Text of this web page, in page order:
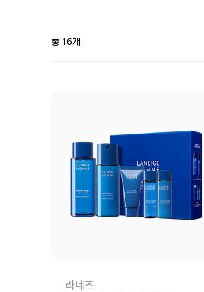
총 16개
라네즈